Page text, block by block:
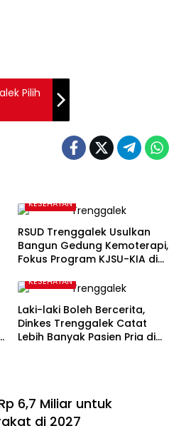
Pilih
KESEHATAN
RSUD Trenggalek Usulkan
Bangun Gedung Kemoterapi,
Fokus Program KJSU-KIA di
KESEHATAN
Laki-laki Boleh Bercerita,
Dinkes Trenggalek Catat
Lebih Banyak Pasien Pria di
6,7 Miliar untuk
di 2027